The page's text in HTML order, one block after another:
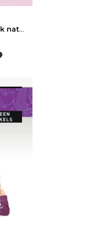
Hoge bloeddruk natuurlijk behandelen